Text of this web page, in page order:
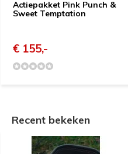
Actiepakket Pink Punch &
Sweet Temptation
€ 155,-
Recent bekeken